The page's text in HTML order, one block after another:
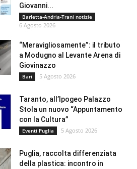
Giovanni...
Barletta-Andria-Trani notizie
6 Agosto 2026
“Meravigliosamente”: il tributo
a Modugno al Levante Arena di
Giovinazzo
Bari 5 Agosto 2026
Taranto, all’Ipogeo Palazzo
Stola un nuovo “Appuntamento
con la Cultura”
Eventi Puglia 5 Agosto 2026
Puglia, raccolta differenziata
della plastica: incontro in